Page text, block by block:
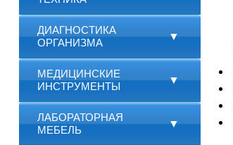
ДИАГНОСТИКА
ОРГАНИЗМА
▼
МЕДИЦИНСКИЕ
ИНСТРУМЕНТЫ
▼
ЛАБОРАТОРНАЯ
МЕБЕЛЬ
▼